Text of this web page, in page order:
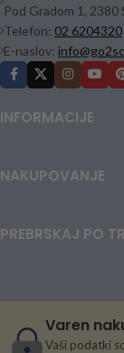
Pod Gradom 1, 2380
Telefon: 02 6204320
E-naslov:
INFORMACIJE
NAKUPOVANJE
PREBRSKAJ PO
Varen
Vaši podatki